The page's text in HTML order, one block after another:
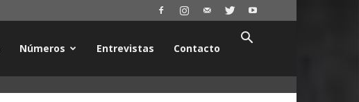
Números Entrevistas Contacto